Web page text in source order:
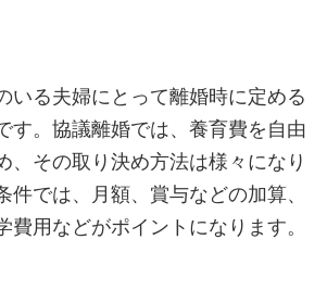
いる夫婦にとって離婚時に定める
す。協議離婚では、養育費を自由
、その取り決め方法は様々になり
件では、月額、賞与などの加算、
費用などがポイントになります。